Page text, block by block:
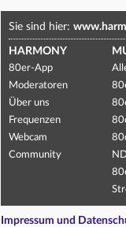
Sie sind hier:
HARMONY
80er-App
Moderatoren
Über uns
Frequenzen
Webcam
Community
Impressum und